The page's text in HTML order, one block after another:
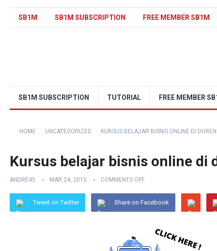
SB1M SB1M SUBSCRIPTION FREE MEMBER SB1M
SB1M SUBSCRIPTION TUTORIAL FREE MEMBER
HOME UNCATEGORIZED KURSUS BELAJAR BISNIS ONLINE DI
Kursus belajar bisnis online
ANDRE45 MAR 24, 2015 COMMENTS OFF
Tweet on Twitter Share on Facebook